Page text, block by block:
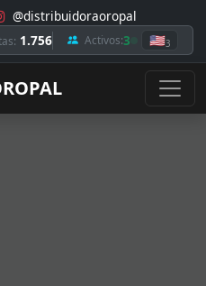
@distribuidoraoropal
1.756 Activos:3 🇺🇸3